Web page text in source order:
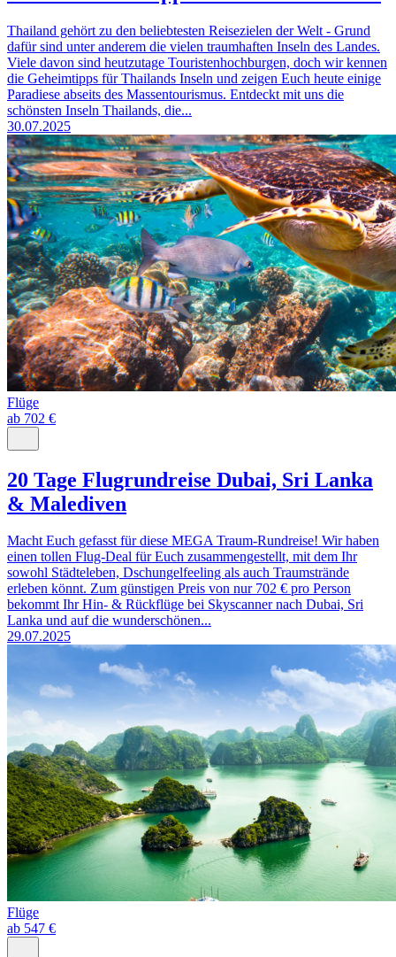
Thailand gehört zu den beliebtesten Reisezielen der Welt - Grund
dafür sind unter anderem die vielen traumhaften Inseln des Landes.
Viele davon sind heutzutage Touristenhochburgen, doch wir kennen
die Geheimtipps für Thailands Inseln und zeigen Euch heute einige
Paradiese abseits des Massentourismus. Entdeckt mit uns die
schönsten Inseln Thailands, die...
30.07.2025
Flüge
ab 702 €
20 Tage Flugrundreise Dubai, Sri Lanka
& Malediven
Macht Euch gefasst für diese MEGA Traum-Rundreise! Wir haben
einen tollen Flug-Deal für Euch zusammengestellt, mit dem Ihr
sowohl Städteleben, Dschungelfeeling als auch Traumstrände
erleben könnt. Zum günstigen Preis von nur 702 € pro Person
bekommt Ihr Hin- & Rückflüge bei Skyscanner nach Dubai, Sri
Lanka und auf die wunderschönen...
29.07.2025
Flüge
ab 547 €